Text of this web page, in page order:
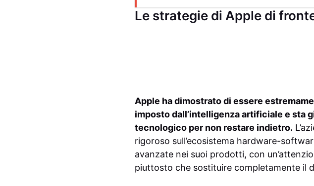
Le strategie di Apple di
Apple ha dimostrato di essere
imposto dall’intelligenza artificiale e sta
tecnologico per non restare indietro.
rigoroso sull’ecosistema hardware-
avanzate nei suoi prodotti, con
piuttosto che sostituire completamente il